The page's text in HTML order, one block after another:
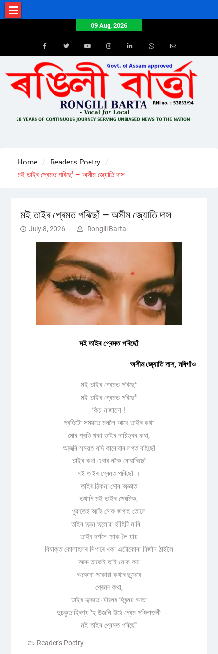
Skip
to
09 Aug, 2026
FacebookTwitterYoutube Email
Home
Reader's Poetry
মই তাইৰ প্ৰেমত পৰিছোঁ – অসীম জ্যোতি দাস
মই তাইৰ প্ৰেমত পৰিছোঁ – অসীম জ্যোতি দাস
July 8, 2026 Rongili Barta
মই তাইৰ প্ৰেমত পৰিছোঁ
অসীম জ্যোতি দাস, মৰিগাঁও
মই তাইৰ প্ৰেমত পৰিছোঁ
মই তাইৰ প্ৰেমত পৰিছোঁ
কিয় নাজানো !
প্ৰতিটো সময়তে মনলৈ আহে তাইৰ কথা
মোৰ প্ৰতি থকা তাইৰ দায়িত্বৰ কথা,
আজৰি সময়ত যদি কাৰোবাৰ লগত বহিছোঁ
তাইৰ কথা এবাৰ নকৈ নোৱাৰিছোঁ
মই তাইৰ প্ৰেমত পৰিছোঁ ।
তাইৰ ঠিকনা মোৰ অজ্ঞাত
তথাপি মই তাইৰ প্ৰেমিক,
পুৱাতেই আহি মোক জগাই তোলে
তাইৰ ভূৱন ভূলোৱা হাঁহিটি মাৰি ।
তাইৰ দৰ্শনে মোক লৈ যায়
বিষাক্ত কোলাহলৰ সিপাৰে থকা এটোকোৰা নিৰ্জান ঠাইলৈ
আৰু তাতেই তা‌ই মোক কয়
অকোৱা-পকোৱা কথাৰ ছন্দেৰে
প্ৰেমৰ কথা,
তাইৰ হৃদয়ত যৌৱনৰ হিৰন্ময় আভা
দুচকুত হিৰণ্য হৈ উজলি উঠে প্ৰেম পখিলাজনী
মই তাইৰ প্ৰেমত পৰিছোঁ
Reader's Poetry